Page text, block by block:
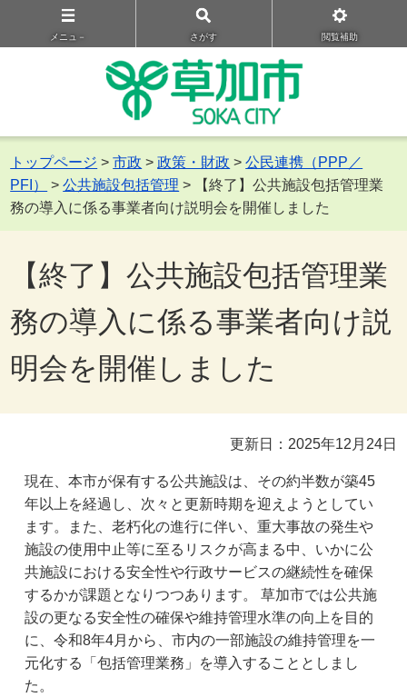
メニュ－ さがす 閲覧補助
トップページ >市政 >政策・財政 >公民連携（PPP／
PFI）
>公共施設包括管理 > 【終了】公共施設包括管理業
務の導入に係る事業者向け説明会を開催しました
【終了】公共施設包括管理業
務の導入に係る事業者向け説
明会を開催しました
更新日：2025年12月24日
現在、本市が保有する公共施設は、その約半数が築45
年以上を経過し、次々と更新時期を迎えようとしてい
ます。また、老朽化の進行に伴い、重大事故の発生や
施設の使用中止等に至るリスクが高まる中、いかに公
共施設における安全性や行政サービスの継続性を確保
するかが課題となりつつあります。 草加市では公共施
設の更なる安全性の確保や維持管理水準の向上を目的
に、令和8年4月から、市内の一部施設の維持管理を一
元化する「包括管理業務」を導入することとしまし
た。